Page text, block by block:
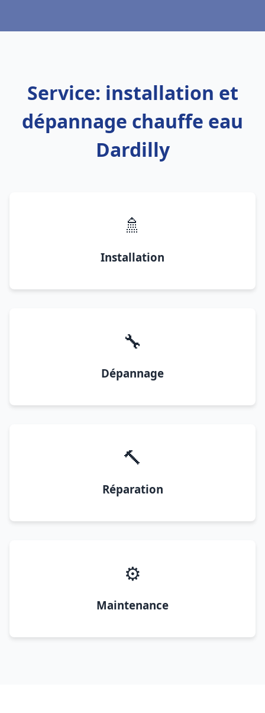
Service: installation et
dépannage chauffe eau
Dardilly
🚿
Installation
🔧
Dépannage
🔨
Réparation
⚙️
Maintenance